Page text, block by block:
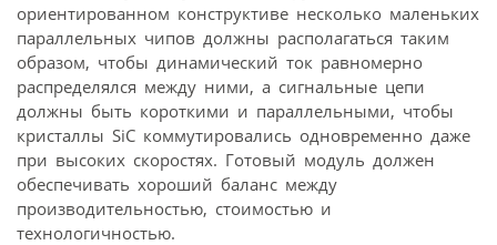
ориентированном конструктиве несколько маленьких
параллельных чипов должны располагаться таким
образом, чтобы динамический ток равномерно
распределялся между ними, а сигнальные цепи
должны быть короткими и параллельными, чтобы
кристаллы SiC коммутировались одновременно даже
при высоких скоростях. Готовый модуль должен
обеспечивать хороший баланс между
производительностью, стоимостью и
технологичностью.